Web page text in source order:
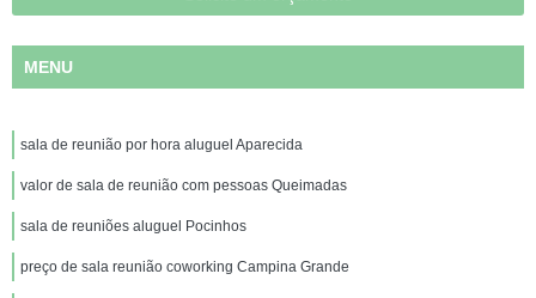
MENU
sala de reunião por hora aluguel Aparecida
valor de sala de reunião com pessoas Queimadas
sala de reuniões aluguel Pocinhos
preço de sala reunião coworking Campina Grande